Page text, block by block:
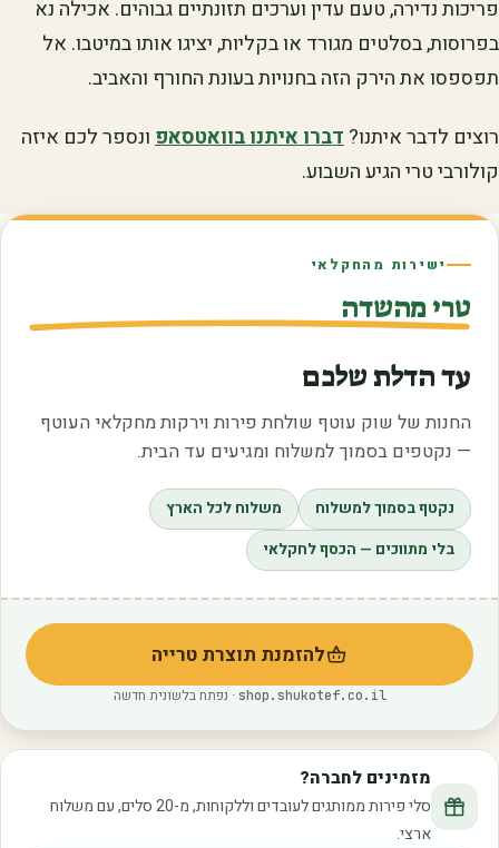
פריכות נדירה, טעם עדין וערכים תזונתיים גבוהים. אכילה נא
בפרוסות, בסלטים מגורד או בקליות, יציגו אותו במיטבו. אל
תפספסו את הירק הזה בחנויות בעונת החורף והאביב.
רוצים לדבר איתנו?דברו איתנו בוואטסאפונספר לכם איזה
קולורבי טרי הגיע השבוע.
ישירות מהחקלאי
טרי מהשדה
עד הדלת שלכם
החנות של שוק עוטף שולחת פירות וירקות מחקלאי העוטף
— נקטפים בסמוך למשלוח ומגיעים עד הבית.
נקטף בסמוך למשלוח
משלוח לכל הארץ
בלי מתווכים — הכסף לחקלאי
להזמנת תוצרת טרייה
(נפתח בלשונית חדשה)
shop.shukotef.co.il · נפתח בלשונית חדשה
מזמינים לחברה?
סלי פירות ממותגים לעובדים וללקוחות, מ-20 סלים, עם משלוח
ארצי.